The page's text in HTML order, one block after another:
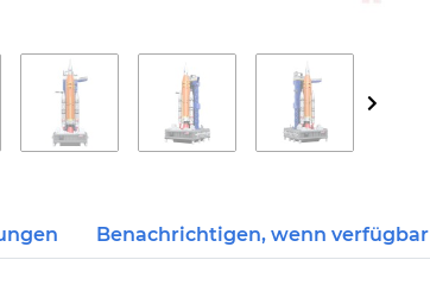
Benachrichtigen, wenn verfügbar